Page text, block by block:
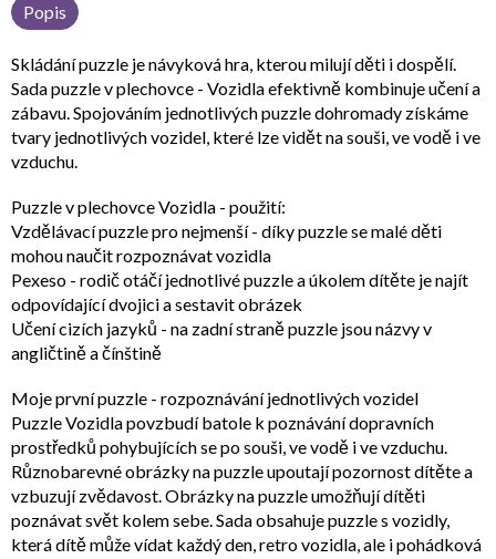
Popis
Skládání puzzle je návyková hra, kterou milují děti i dospělí.
Sada puzzle v plechovce - Vozidla efektivně kombinuje učení a
zábavu. Spojováním jednotlivých puzzle dohromady získáme
tvary jednotlivých vozidel, které lze vidět na souši, ve vodě i ve
vzduchu.
Puzzle v plechovce Vozidla - použití:
Vzdělávací puzzle pro nejmenší - díky puzzle se malé děti
mohou naučit rozpoznávat vozidla
Pexeso - rodič otáčí jednotlivé puzzle a úkolem dítěte je najít
odpovídající dvojici a sestavit obrázek
Učení cizích jazyků - na zadní straně puzzle jsou názvy v
angličtině a čínštině
Moje první puzzle - rozpoznávání jednotlivých vozidel
Puzzle Vozidla povzbudí batole k poznávání dopravních
prostředků pohybujících se po souši, ve vodě i ve vzduchu.
Různobarevné obrázky na puzzle upoutají pozornost dítěte a
vzbuzují zvědavost. Obrázky na puzzle umožňují dítěti
poznávat svět kolem sebe. Sada obsahuje puzzle s vozidly,
která dítě může vídat každý den, retro vozidla, ale i pohádková